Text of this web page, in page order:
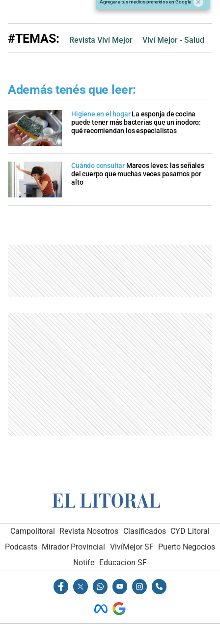
Agregar a tus medios preferidos en Google
#TEMAS: Revista Viví Mejor Viví Mejor - Salud
Además tenés que leer:
Higiene en el hogar La esponja de cocina
puede tener más bacterias que un inodoro:
qué recomiendan los especialistas
Cuándo consultar Mareos leves: las señales
del cuerpo que muchas veces pasamos por
alto
Campolitoral Revista Nosotros Clasificados CYD Litoral
Podcasts Mirador Provincial VivíMejor SF Puerto Negocios
Notife
Educacion SF